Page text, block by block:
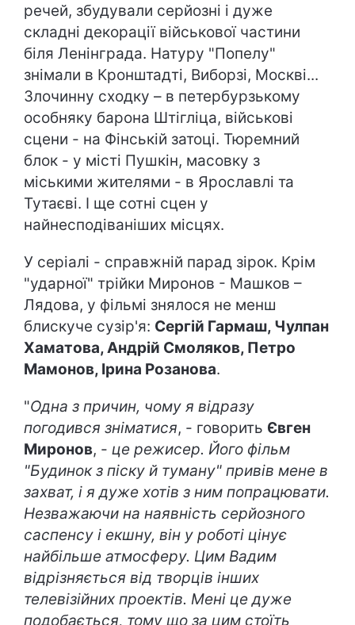
речей, збудували серйозні і дуже
складні декорації військової частини
біля Ленінграда. Натуру "Попелу"
знімали в Кронштадті, Виборзі, Москві...
Злочинну сходку – в петербурзькому
особняку барона Штігліца, військові
сцени - на Фінській затоці. Тюремний
блок - у місті Пушкін, масовку з
міськими жителями - в Ярославлі та
Тутаєві. І ще сотні сцен у
найнесподіваніших місцях.
У серіалі - справжній парад зірок. Крім
"ударної" трійки Миронов - Машков –
Лядова, у фільмі знялося не менш
блискуче сузір'я: Сергій Гармаш, Чулпан
Хаматова, Андрій Смоляков, Петро
Мамонов, Ірина Розанова.
"Одна з причин, чому я відразу
погодився зніматися, - говорить Євген
Миронов, - це режисер. Його фільм
"Будинок з піску й туману" привів мене в
захват, і я дуже хотів з ним попрацювати.
Незважаючи на наявність серйозного
саспенсу і екшну, він у роботі цінує
найбільше атмосферу. Цим Вадим
відрізняється від творців інших
телевізійних проектів. Мені це дуже
подобається, тому що за цим стоїть